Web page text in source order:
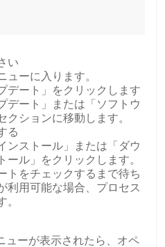
い
ューに入ります。
デート」をクリックします
デート」または「ソフトウ
クションに移動します。
る
ンストール」または「ダウ
ール」をクリックします。
トをチェックするまで待ち
利用可能な場合、プロセス
。
ューが表示されたら、オペ